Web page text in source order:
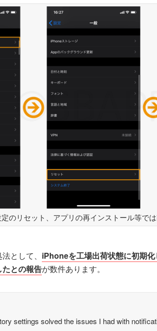
のリセット、アプリの再インストール等で
として、 iPhoneを工場出荷状態に初期
との報告が数件あります。
settings solved the issues I had with